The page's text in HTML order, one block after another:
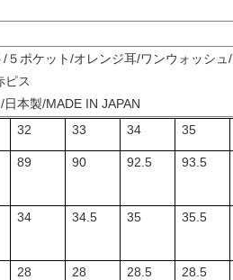
ポケット/オレンジ耳/ワンウォッシュ/
ピス
本製/MADE IN JAPAN
32 33 34 35
89 90 92.5 93.5
34 34.5 35 35.5
28 28 28.5 28.5